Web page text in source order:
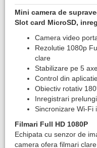
Mini camera de
Slot card MicroSD,
Camera video
Rezolutie 1080p
clare
Stabilizare pe 5
Control din
Obiectiv rotativ
Inregistrari
Sincronizare Wi-Fi
Filmari Full HD 1080P
Echipata cu senzor de
camera ofera filmari